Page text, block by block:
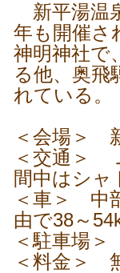
新平湯温
年も開催さ
神明神社で
る他、奥飛
れている。
＜会場＞
＜交通＞
間中はシャ
＜車＞ 中
由で38～
＜駐車場
＜料金＞